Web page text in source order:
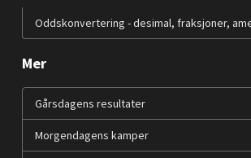
Oddskonvertering - desimal, fraksjoner,
Mer
Gårsdagens resultater
Morgendagens kamper